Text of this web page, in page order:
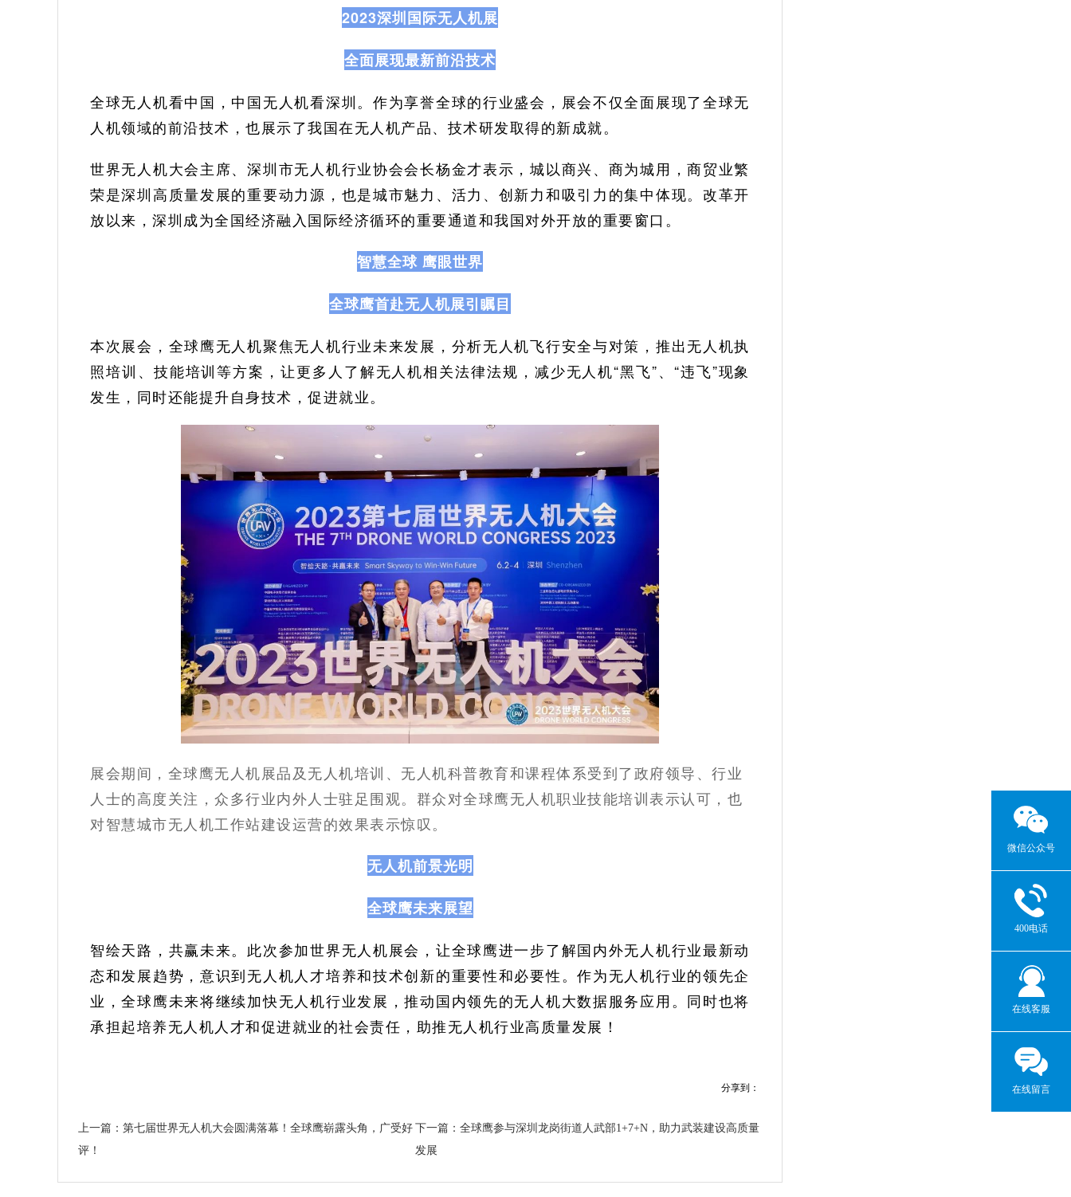
2023深圳国际无人机展
全面展现最新前沿技术
全球无人机看中国，中国无人机看深圳。作为享誉全球的行业盛会，展会不仅全面展现了全球无
人机领域的前沿技术，也展示了我国在无人机产品、技术研发取得的新成就。
世界无人机大会主席、深圳市无人机行业协会会长杨金才表示，城以商兴、商为城用，商贸业繁
荣是深圳高质量发展的重要动力源，也是城市魅力、活力、创新力和吸引力的集中体现。改革开
放以来，深圳成为全国经济融入国际经济循环的重要通道和我国对外开放的重要窗口。
智慧全球 鹰眼世界
全球鹰首赴无人机展引瞩目
本次展会，全球鹰无人机聚焦无人机行业未来发展，分析无人机飞行安全与对策，推出无人机执
照培训、技能培训等方案，让更多人了解无人机相关法律法规，减少无人机“黑飞”、“违飞”现象
发生，同时还能提升自身技术，促进就业。
展会期间，全球鹰无人机展品及无人机培训、无人机科普教育和课程体系受到了政府领导、行业
人士的高度关注，众多行业内外人士驻足围观。群众对全球鹰无人机职业技能培训表示认可，也
对智慧城市无人机工作站建设运营的效果表示惊叹。
无人机前景光明
全球鹰未来展望
智绘天路，共赢未来。此次参加世界无人机展会，让全球鹰进一步了解国内外无人机行业最新动
态和发展趋势，意识到无人机人才培养和技术创新的重要性和必要性。作为无人机行业的领先企
业，全球鹰未来将继续加快无人机行业发展，推动国内领先的无人机大数据服务应用。同时也将
承担起培养无人机人才和促进就业的社会责任，助推无人机行业高质量发展！
分享到：
上一篇：第七届世界无人机大会圆满落幕！全球鹰崭露头角，广受好
评！
下一篇：全球鹰参与深圳龙岗街道人武部1+7+N，助力武装建设高质量
发展
微信公众号
400电话
在线客服
在线留言